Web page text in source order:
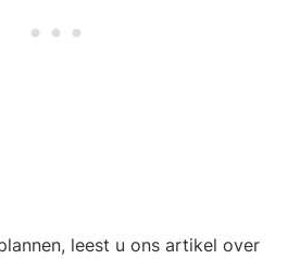
leest u ons artikel over